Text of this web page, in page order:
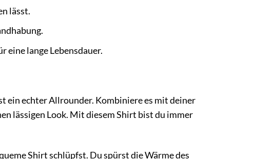
lässt.
eine lange Lebensdauer.
ein echter Allrounder. Kombiniere es mit deiner
lässigen Look. Mit diesem Shirt bist du immer
Shirt schlüpfst. Du spürst die Wärme des